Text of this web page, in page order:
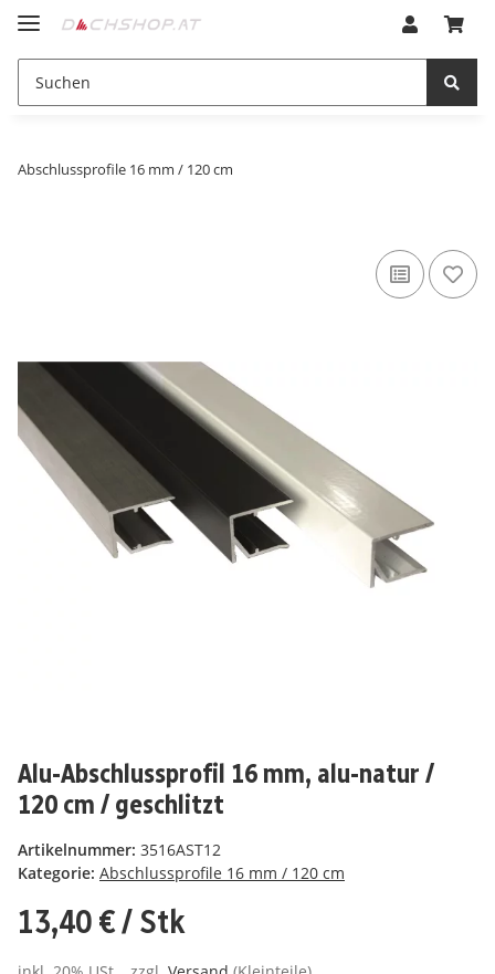
Abschlussprofile 16 mm / 120 cm
Alu-Abschlussprofil 16 mm, alu-natur /
120 cm / geschlitzt
Artikelnummer: 3516AST12
Kategorie: Abschlussprofile 16 mm / 120 cm
13,40 €/ Stk